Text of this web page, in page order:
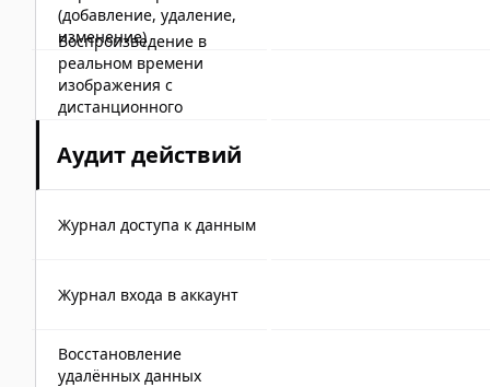
(добавление, удаление,
изменение)
Воспроизведение в
реальном времени
изображения с
дистанционного
Аудит действий
Журнал доступа к данным
Журнал входа в аккаунт
Восстановление
удалённых данных